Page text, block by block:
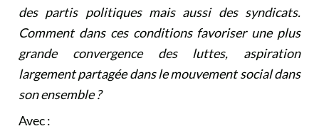
des partis politiques mais aussi des syndicats.
Comment dans ces conditions favoriser une plus
grande convergence des luttes, aspiration
largement partagée dans le mouvement social dans
son ensemble ?
Avec :